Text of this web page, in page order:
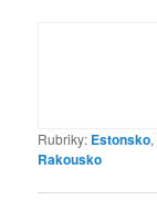
Rubriky: Estonsko,
Rakousko